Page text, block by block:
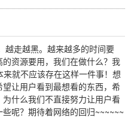
越走越黑。越来越多的时间要
资源要用，我们在做什么？我
就不应该存在这样一件事！想
让用户看到最想看的东西，希
什么我们不直接努力让用户看
呢？期待着网络的回归~~~~~~